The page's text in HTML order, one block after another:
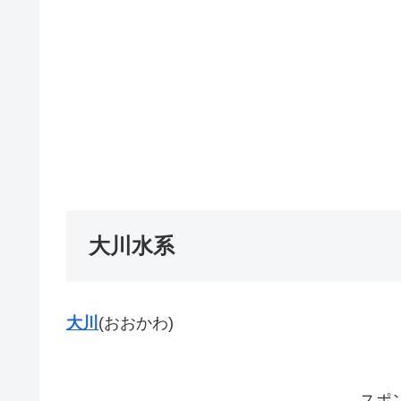
大川水系
大川 (おおかわ)